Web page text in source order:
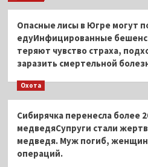
Опасные лисы в Югре могут
едуИнфицированные
теряют чувство страха,
заразить смертельной
Охота
Сибирячка перенесла более
медведяСупруги стали
медведя. Муж погиб,
операций.